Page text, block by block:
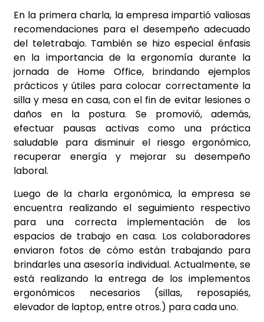
En la primera charla, la empresa impartió valiosas
recomendaciones para el desempeño adecuado
del teletrabajo. También se hizo especial énfasis
en la importancia de la ergonomía durante la
jornada de Home Office, brindando ejemplos
prácticos y útiles para colocar correctamente la
silla y mesa en casa, con el fin de evitar lesiones o
daños en la postura. Se promovió, además,
efectuar pausas activas como una práctica
saludable para disminuir el riesgo ergonómico,
recuperar energía y mejorar su desempeño
laboral.
Luego de la charla ergonómica, la empresa se
encuentra realizando el seguimiento respectivo
para una correcta implementación de los
espacios de trabajo en casa. Los colaboradores
enviaron fotos de cómo están trabajando para
brindarles una asesoría individual. Actualmente, se
está realizando la entrega de los implementos
ergonómicos necesarios (sillas, reposapiés,
elevador de laptop, entre otros.) para cada uno.